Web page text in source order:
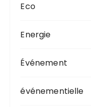
Eco
Energie
Événement
événementielle